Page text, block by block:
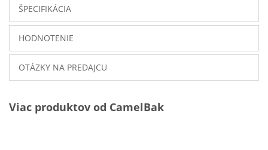
ŠPECIFIKÁCIA
HODNOTENIE
OTÁZKY NA PREDAJCU
Viac produktov od CamelBak